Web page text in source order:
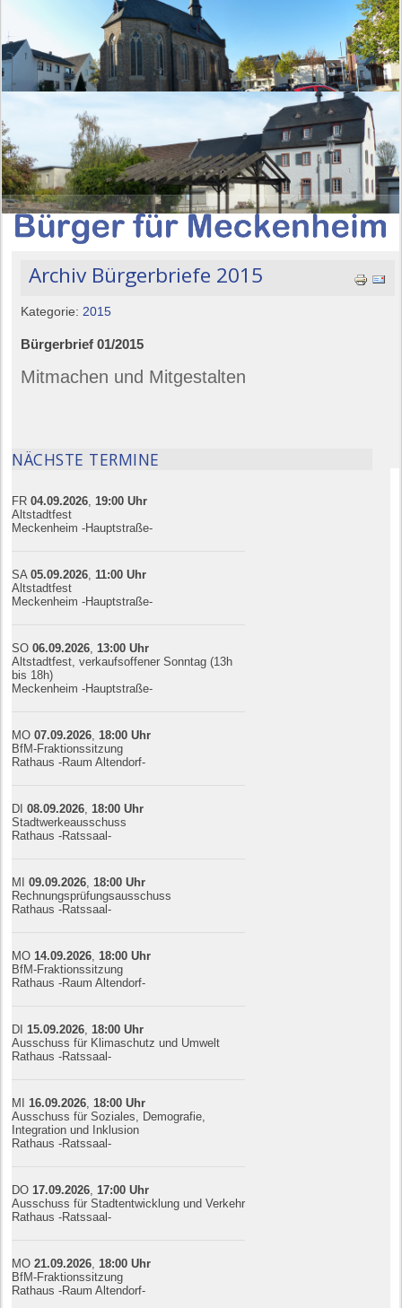
Archiv Bürgerbriefe 2015
Kategorie: 2015
Bürgerbrief 01/2015
Mitmachen und Mitgestalten
NÄCHSTE TERMINE
FR04.09.2026 19:00 Uhr
Altstadtfest
Meckenheim -Hauptstraße-
SA05.09.2026 11:00 Uhr
Altstadtfest
Meckenheim -Hauptstraße-
SO06.09.2026 13:00 Uhr
Altstadtfest, verkaufsoffener Sonntag (13h
bis 18h)
Meckenheim -Hauptstraße-
MO07.09.2026 18:00 Uhr
BfM-Fraktionssitzung
Rathaus -Raum Altendorf-
DI08.09.2026 18:00 Uhr
Stadtwerkeausschuss
Rathaus -Ratssaal-
MI09.09.2026 18:00 Uhr
Rechnungsprüfungsausschuss
Rathaus -Ratssaal-
MO 14.09.2026 18:00 Uhr
BfM-Fraktionssitzung
Rathaus -Raum Altendorf-
DI 15.09.2026 18:00 Uhr
Ausschuss für Klimaschutz und Umwelt
Rathaus -Ratssaal-
MI 16.09.2026 18:00 Uhr
Ausschuss für Soziales, Demografie,
Integration und Inklusion
Rathaus -Ratssaal-
DO 17.09.2026 17:00 Uhr
Ausschuss für Stadtentwicklung und Verkehr
Rathaus -Ratssaal-
MO21.09.2026 18:00 Uhr
BfM-Fraktionssitzung
Rathaus -Raum Altendorf-